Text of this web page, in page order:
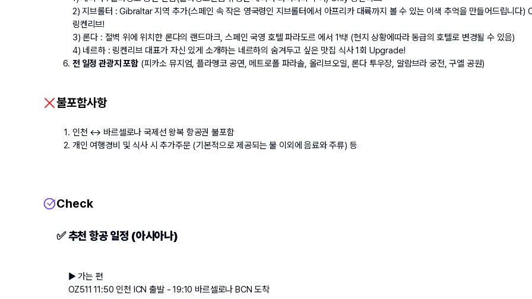
2) 지브롤터 : Gibraltar 지역 추가(스페인 속 작은 영국령인 지브롤터에서 아프리카 대륙까지 볼 수 있는 이색 추억을 만들어드립니다)
링켄리브!
3) 론다 : 절벽 위에 위치한 론다의 랜드마크, 스페인 국영 호텔 파라도르 에서 1박! (현지 상황에따라 동급의 호텔로 변경될 수 있음)
4) 네르하 : 링켄리브 대표가 자신 있게 소개하는 네르하의 숨겨두고 싶은 맛집 식사 1회 Upgrade!
전 일정 관광지 포함 (피카소 뮤지엄, 플라멩코 공연, 메트로폴 파라솔, 올리브오일, 론다 투우장, 알람브라 궁전, 구엘 공원)
불포함사항
인천 ↔ 바르셀로나 국제선 왕복 항공권 불포함
개인 여행경비 및 식사 시 추가주문 (기본적으로 제공되는 물 이외에 음료와 주류) 등
Check
✅ 추천 항공 일정 (아시아나)
▶ 가는 편
OZ511 11:50 인천 ICN 출발 - 19:10 바르셀로나 BCN 도착